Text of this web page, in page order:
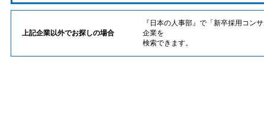
上記企業以外でお探しの場合
『日本の人事部』で「新卒採用コン
企業を
検索できます。